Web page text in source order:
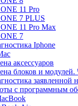
11 Pro
7 PLUS
11 Pro Max
7
Iphone
аксессуаров
блоков и модулей.
заявленной
с программным